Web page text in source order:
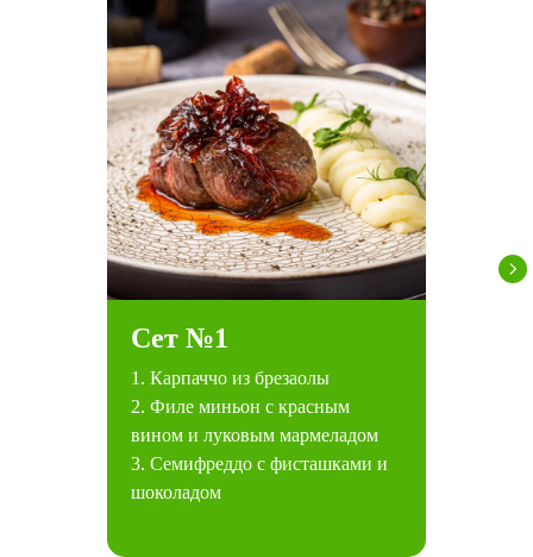
Сет №1
1. Карпаччо из брезаолы
2. Филе миньон с красным
вином и луковым мармеладом
3. Семифреддо с фисташками и
шоколадом